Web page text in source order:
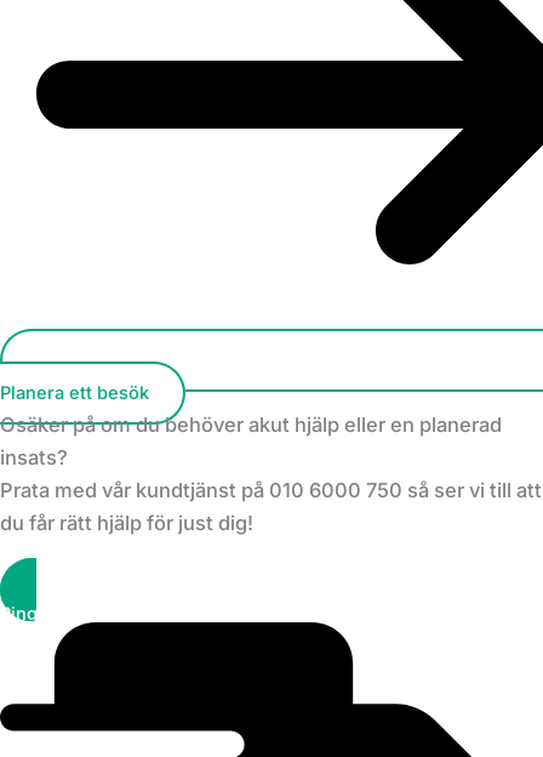
Planera ett besök
Osäker på om du behöver akut hjälp eller en planerad
insats?
Prata med vår kundtjänst på 010 6000 750 så ser vi till att
du får rätt hjälp för just dig!
Ring kundtjänst